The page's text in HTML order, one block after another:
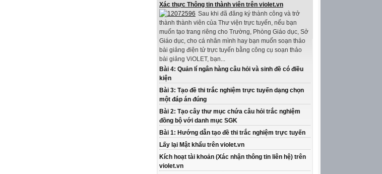
Xác thực Thông tin thành viên trên violet.vn
Sau khi đã đăng ký thành công và trở
thành thành viên của Thư viện trực tuyến, nếu bạn
muốn tạo trang riêng cho Trường, Phòng Giáo dục, Sở
Giáo dục, cho cá nhân mình hay bạn muốn soạn thảo
bài giảng điện tử trực tuyến bằng công cụ soạn thảo
bài giảng ViOLET, bạn...
Bài 4: Quản lí ngân hàng câu hỏi và sinh đề có điều
kiện
Bài 3: Tạo đề thi trắc nghiệm trực tuyến dạng chọn
một đáp án đúng
Bài 2: Tạo cây thư mục chứa câu hỏi trắc nghiệm
đồng bộ với danh mục SGK
Bài 1: Hướng dẫn tạo đề thi trắc nghiệm trực tuyến
Lấy lại Mật khẩu trên violet.vn
Kích hoạt tài khoản (Xác nhận thông tin liên hệ) trên
violet.vn